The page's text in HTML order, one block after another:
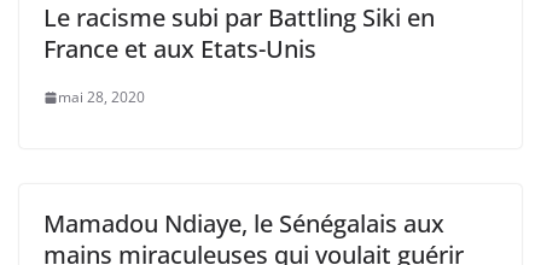
Le racisme subi par Battling Siki en
France et aux Etats-Unis
mai 28, 2020
Mamadou Ndiaye, le Sénégalais aux
mains miraculeuses qui voulait guérir